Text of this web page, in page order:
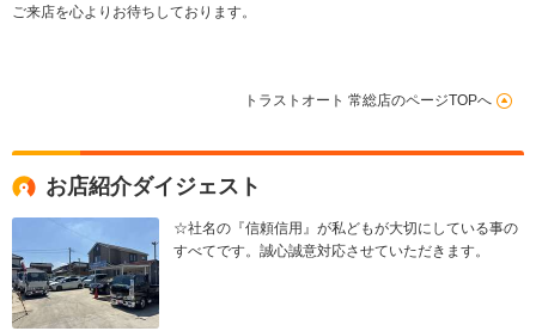
ご来店を心よりお待ちしております。
トラストオート 常総店のページTOPへ
お店紹介ダイジェスト
☆社名の『信頼信用』が私どもが大切にしている事の
すべてです。誠心誠意対応させていただきます。